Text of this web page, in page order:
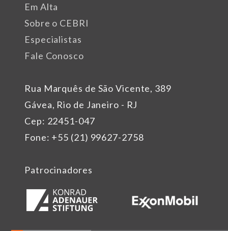
Rua Marquês de São Vicente, 389
Gávea, Rio de Janeiro - RJ
Cep: 22451-047
Fone: +55 (21) 99627-2758
Em Alta
Sobre o CEBRI
Especialistas
Fale Conosco
Patrocinadores